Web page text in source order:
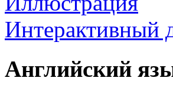
Интерактивный
Английский